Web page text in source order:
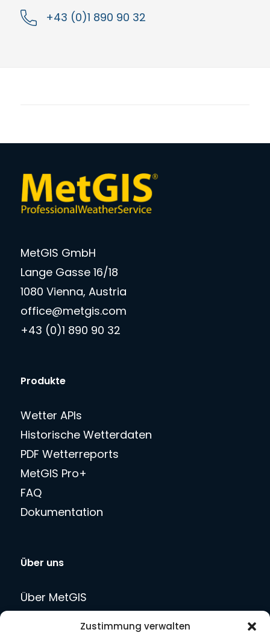
Zustimmung verwalten
+43 (0)1 890 90 32
MetGIS GmbH
Lange Gasse 16/18
1080 Vienna, Austria
office@metgis.com
+43 (0)1 890 90 32
Produkte
Wetter APIs
Historische Wetterdaten
PDF Wetterreports
MetGIS Pro+
FAQ
Dokumentation
Über uns
Über MetGIS